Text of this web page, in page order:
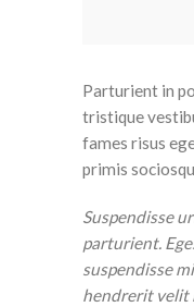
Parturient in
tristique
fames risus
primis
Suspendisse
parturient.
suspendisse
hendrerit velit